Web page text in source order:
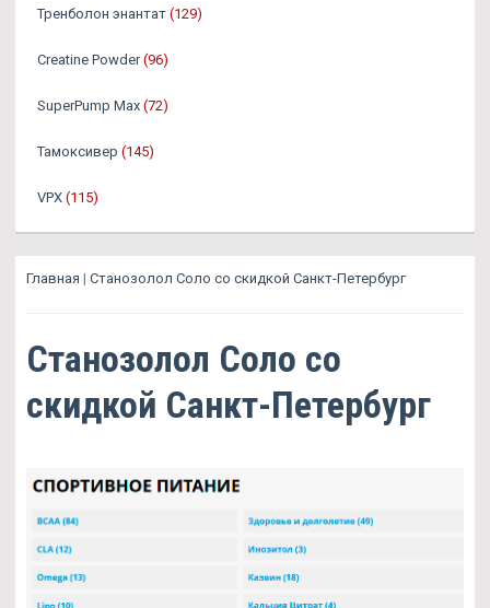
Тренболон энантат (129)
Creatine Powder (96)
SuperPump Max (72)
Тамоксивер (145)
VPX (115)
Главная | Станозолол Соло со скидкой Санкт-Петербург
Станозолол Соло со
скидкой Санкт-Петербург